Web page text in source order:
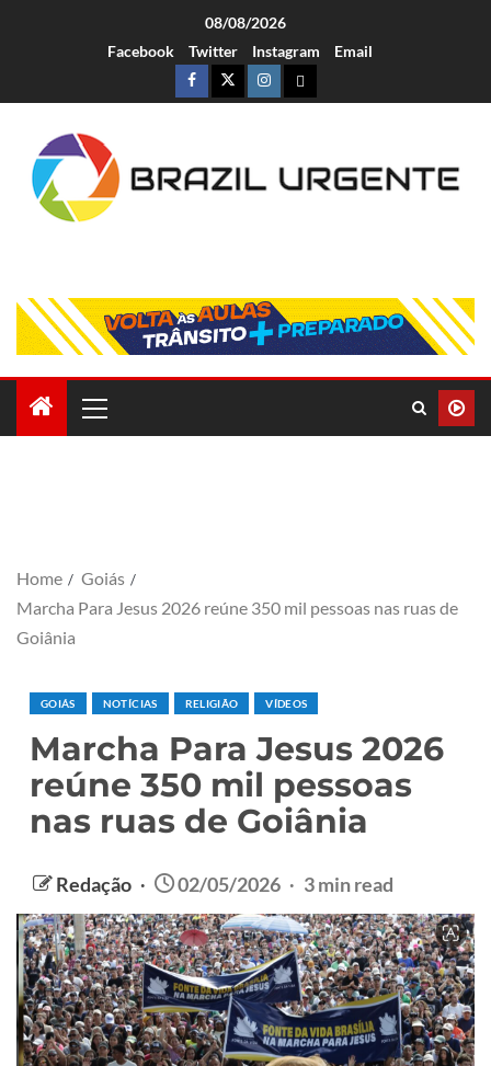
08/08/2026
Facebook
Twitter Instagram Email
Home
Goiás
Marcha Para Jesus 2026 reúne 350 mil pessoas nas ruas de
Goiânia
GOIÁS NOTÍCIAS RELIGIÃO VÍDEOS
Marcha Para Jesus 2026
reúne 350 mil pessoas
nas ruas de Goiânia
Redação 02/05/2026 3 min read